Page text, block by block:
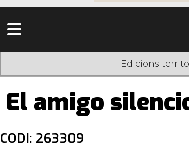
Edicions
El amigo
CODI: 263309